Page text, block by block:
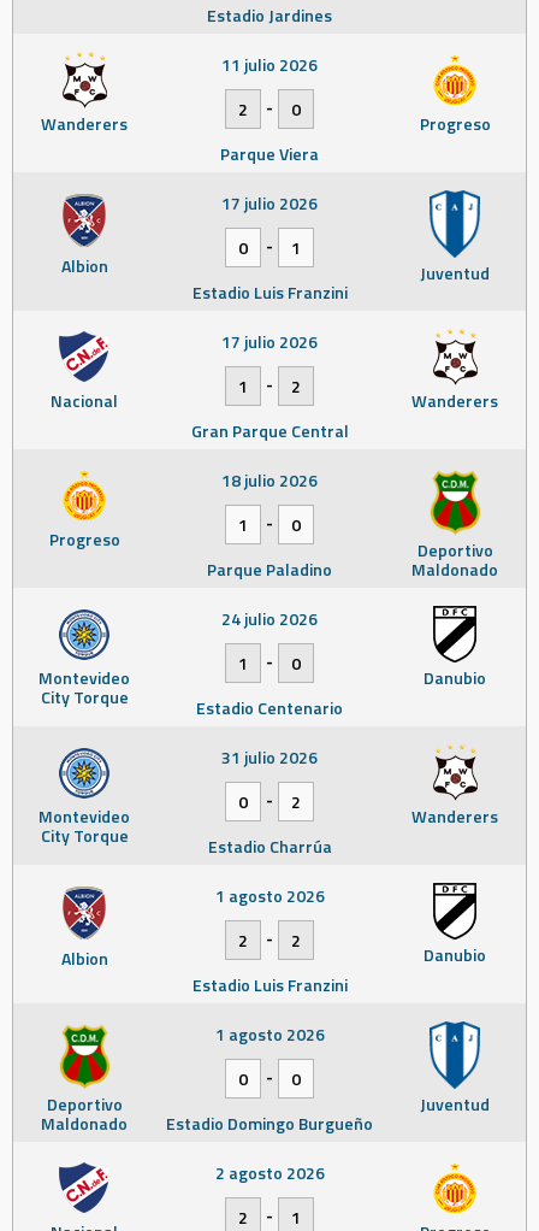
Estadio Jardines
Wanderers Progreso
11 julio 2026
2
-
0
Parque Viera
Albion Juventud
17 julio 2026
0
-
1
Estadio Luis Franzini
Nacional Wanderers
17 julio 2026
1
-
2
Gran Parque Central
Progreso Deportivo
Maldonado
18 julio 2026
1
-
0
Parque Paladino
Montevideo
City Torque
Danubio
24 julio 2026
1
-
0
Estadio Centenario
Montevideo
City Torque
Wanderers
31 julio 2026
0
-
2
Estadio Charrúa
Albion Danubio
1 agosto 2026
2
-
2
Estadio Luis Franzini
Deportivo
Maldonado
Juventud
1 agosto 2026
0
-
0
Estadio Domingo Burgueño
2 agosto 2026
2
- 1